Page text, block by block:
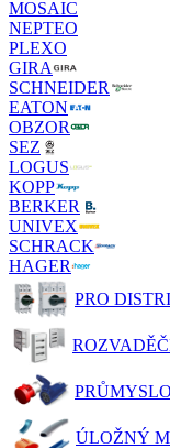
MOSAIC
NEPTEO
PLEXO
GIRA
SCHNEIDER
EATON
OBZOR
SEZ
LOGUS
KOPP
BERKER
UNIVEX
SCHRACK
HAGER
PRO
ÚLOŽNÝ